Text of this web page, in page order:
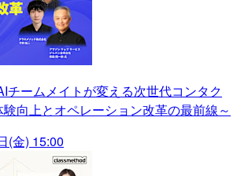
チームメイトが変える次世代コンタク
験向上とオペレーション改革の最前線～
(金) 15:00